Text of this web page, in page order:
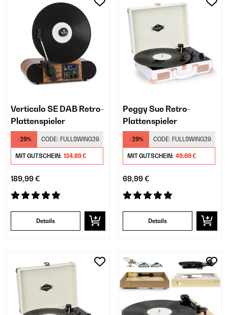
Verticalo SE DAB Retro-
Plattenspieler
-29% CODE: FULLSWING29
MIT GUTSCHEIN: 134,89 €
189,99 €
Details
Peggy Sue Retro-
Plattenspieler
-29% CODE: FULLSWING29
MIT GUTSCHEIN: 49,69 €
69,99 €
Details